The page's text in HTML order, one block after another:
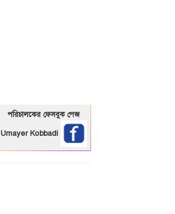
পরিচালকের ফেসবুক পেজ
Umayer Kobbadi